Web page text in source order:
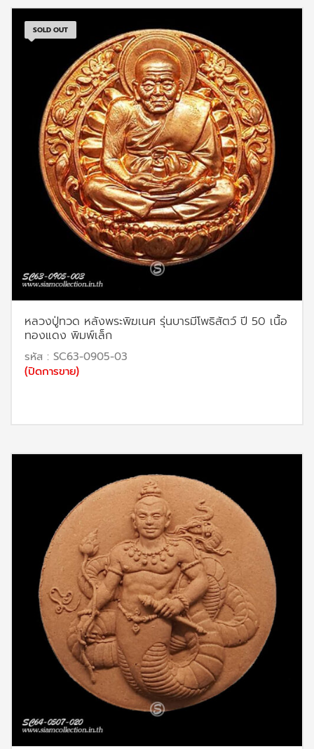
SOLD OUT
หลวงปู่ทวด หลังพระพิฆเนศ รุ่นบารมีโพธิสัตว์ ปี 50 เนื้อ
ทองแดง พิมพ์เล็ก
รหัส : SC63-0905-03
(ปิดการขาย)